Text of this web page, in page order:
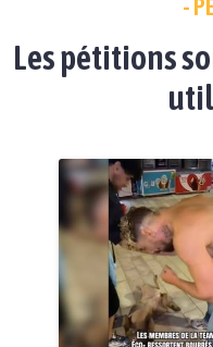
-
Les pétitions